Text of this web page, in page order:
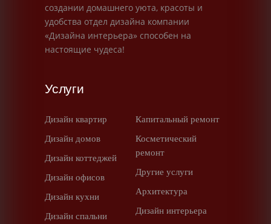
создании домашнего уюта, красоты и
удобства отдел дизайна компании
«Дизайна интерьера» способен на
настоящие чудеса!
Услуги
Дизайн квартир
Дизайн домов
Дизайн коттеджей
Дизайн офисов
Дизайн кухни
Дизайн спальни
Капитальный ремонт
Косметический
ремонт
Другие услуги
Архитектура
Дизайн интерьера